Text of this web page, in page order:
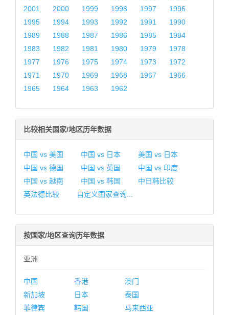
2001
2000 1999 1998 1997
1996
1995
1994 1993 1992 1991
1990
1989
1988 1987 1986 1985
1984
1983
1982 1981 1980 1979
1978
1977
1976 1975 1974 1973
1972
1971
1970 1969 1968 1967
1966
1965
1964 1963 1962
比较相关国家/地区历年数据
中国 vs 美国 中国 vs 日本
美国 vs 日本
中国 vs 德国
中国 vs 英国
中国 vs 印度
中国 vs 越南
中国 vs 韩国
中日韩比较
英法德比较
自定义国家查询...
按国家/地区查询历年数据
亚洲
中国 香港
澳门
新加坡
日本
泰国
菲律宾
韩国
马来西亚